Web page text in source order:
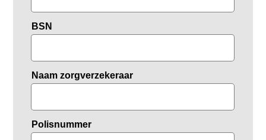
BSN
Naam zorgverzekeraar
Polisnummer